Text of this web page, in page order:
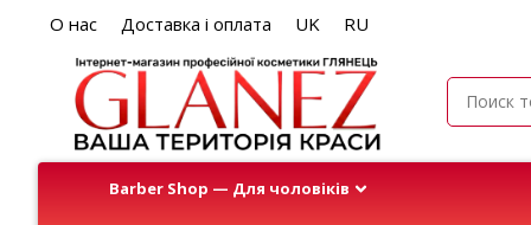
О нас Доставка і оплата UK RU
Barber Shop — Для чоловіків